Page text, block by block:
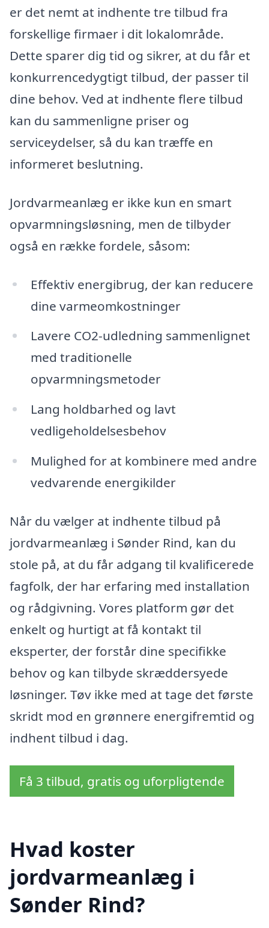
er det nemt at indhente tre tilbud fra
forskellige firmaer i dit lokalområde.
Dette sparer dig tid og sikrer, at du får et
konkurrencedygtigt tilbud, der passer til
dine behov. Ved at indhente flere tilbud
kan du sammenligne priser og
serviceydelser, så du kan træffe en
informeret beslutning.
Jordvarmeanlæg er ikke kun en smart
opvarmningsløsning, men de tilbyder
også en række fordele, såsom:
Effektiv energibrug, der kan reducere
dine varmeomkostninger
Lavere CO2-udledning sammenlignet
med traditionelle
opvarmningsmetoder
Lang holdbarhed og lavt
vedligeholdelsesbehov
Mulighed for at kombinere med andre
vedvarende energikilder
Når du vælger at indhente tilbud på
jordvarmeanlæg i Sønder Rind, kan du
stole på, at du får adgang til kvalificerede
fagfolk, der har erfaring med installation
og rådgivning. Vores platform gør det
enkelt og hurtigt at få kontakt til
eksperter, der forstår dine specifikke
behov og kan tilbyde skræddersyede
løsninger. Tøv ikke med at tage det første
skridt mod en grønnere energifremtid og
indhent tilbud i dag.
Få 3 tilbud, gratis og uforpligtende
Hvad koster
jordvarmeanlæg i
Sønder Rind?